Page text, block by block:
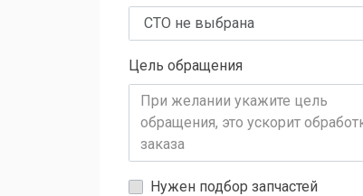
Цель обращения
Нужен подбор запчастей